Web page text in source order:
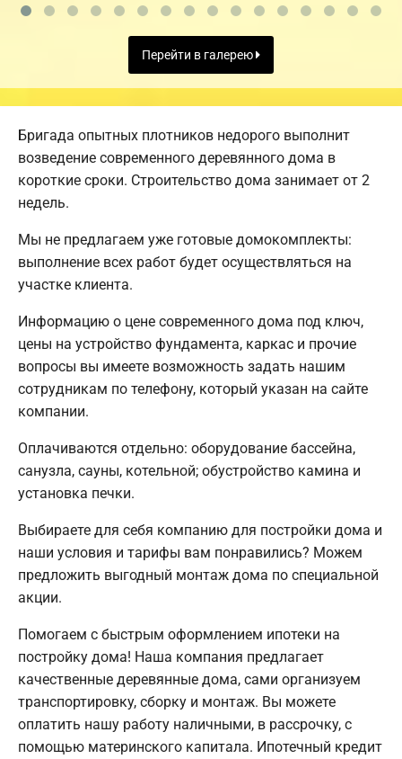
Перейти в галерею
Бригада опытных плотников недорого выполнит
возведение современного деревянного дома в
короткие сроки. Строительство дома занимает от 2
недель.
Мы не предлагаем уже готовые домокомплекты:
выполнение всех работ будет осуществляться на
участке клиента.
Информацию о цене современного дома под ключ,
цены на устройство фундамента, каркас и прочие
вопросы вы имеете возможность задать нашим
сотрудникам по телефону, который указан на сайте
компании.
Оплачиваются отдельно: оборудование бассейна,
санузла, сауны, котельной; обустройство камина и
установка печки.
Выбираете для себя компанию для постройки дома и
наши условия и тарифы вам понравились? Можем
предложить выгодный монтаж дома по специальной
акции.
Помогаем с быстрым оформлением ипотеки на
постройку дома! Наша компания предлагает
качественные деревянные дома, сами организуем
транспортировку, сборку и монтаж. Вы можете
оплатить нашу работу наличными, в рассрочку, с
помощью материнского капитала. Ипотечный кредит